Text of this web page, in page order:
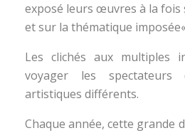
exposé leurs œuvres à la
et sur la thématique
Les clichés aux multiples
voyager les spectateurs
artistiques différents.
Chaque année, cette grande